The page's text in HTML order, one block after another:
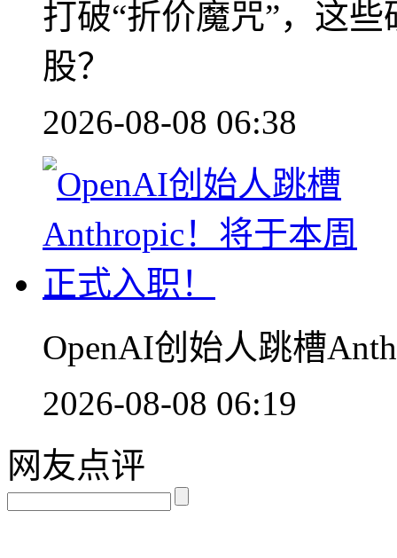
打破“折价魔咒”，这
股？
2026-08-08 06:38
OpenAI创始人跳槽
2026-08-08 06:19
网友点评